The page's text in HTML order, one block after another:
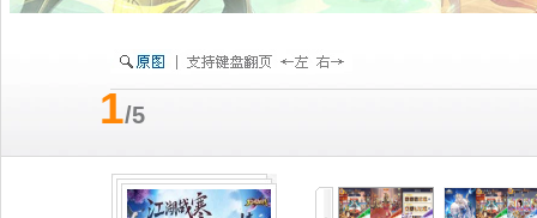
1/5